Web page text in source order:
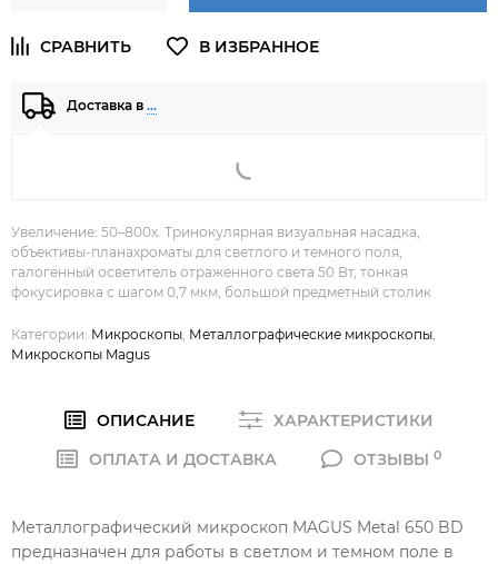
Доставка в …
Увеличение: 50–800х. Тринокулярная визуальная насадка,
объективы-планахроматы для светлого и темного поля,
галогенный осветитель отраженного света 50 Вт, тонкая
фокусировка с шагом 0,7 мкм, большой предметный столик
Категории: Микроскопы Металлографические микроскопы
Микроскопы Magus
ОПИСАНИЕ
ХАРАКТЕРИСТИКИ
ОПЛАТА И ДОСТАВКА
ОТЗЫВЫ 0
Металлографический микроскоп MAGUS Metal 650 BD
предназначен для работы в светлом и темном поле в